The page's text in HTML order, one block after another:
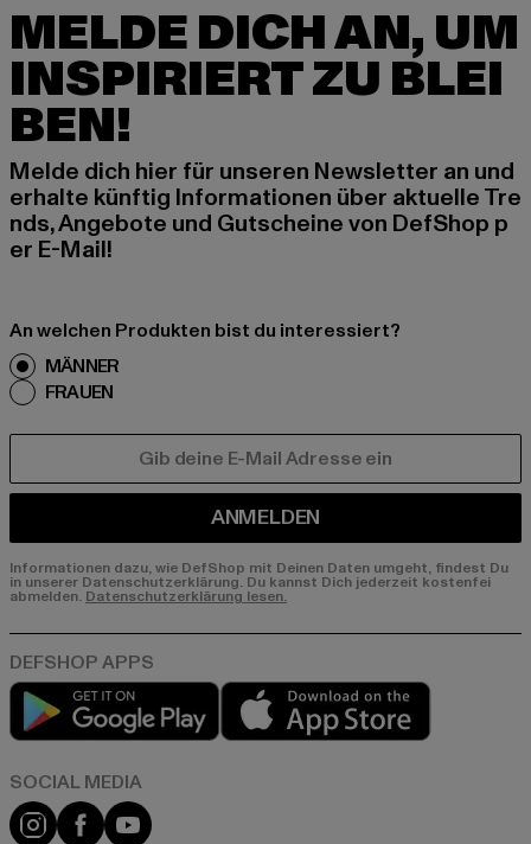
MELDE DICH AN, UM
INSPIRIERT ZU BLEI
BEN!
Melde dich hier für unseren Newsletter an und
erhalte künftig Informationen über aktuelle Tre
nds, Angebote und Gutscheine von DefShop p
er E-Mail!
An welchen Produkten bist du interessiert?
MÄNNER
FRAUEN
ANMELDEN
Informationen dazu, wie DefShop mit Deinen Daten umgeht, findest Du
in unserer Datenschutzerklärung. Du kannst Dich jederzeit kostenfei
abmelden. Datenschutzerklärung lesen.
Play market
Instagram
FacebookYouTube